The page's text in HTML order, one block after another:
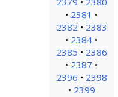
2381
2382
2383
2384
2385
2386
2387
2396
2398
2399